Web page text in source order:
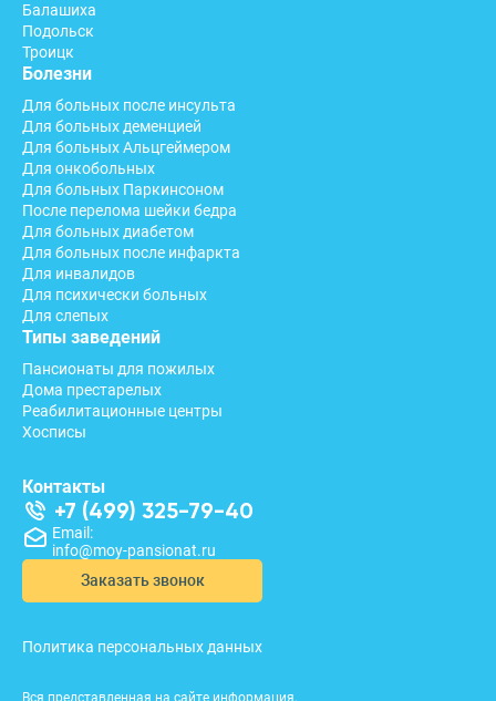
Балашиха
Подольск
Троицк
Болезни
Для больных после инсульта
Для больных деменцией
Для больных Альцгеймером
Для онкобольных
Для больных Паркинсоном
После перелома шейки бедра
Для больных диабетом
Для больных после инфаркта
Для инвалидов
Для психически больных
Для слепых
Типы заведений
Пансионаты для пожилых
Дома престарелых
Реабилитационные центры
Хосписы
Контакты
+7 (499) 325-79-40
Email:
info@moy-pansionat.ru
Заказать звонок
Политика персональных данных